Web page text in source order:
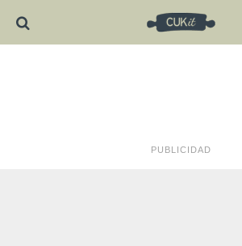
PUBLICIDAD